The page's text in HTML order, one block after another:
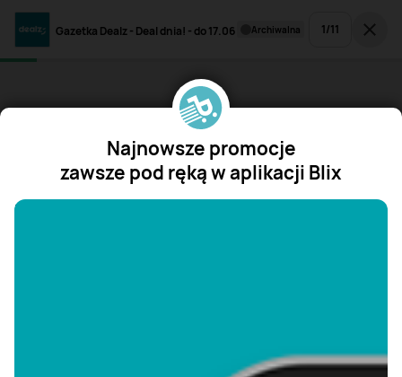
Gazetka Dealz - Deal dnia! - do 17.06 archiwalna 1/11
Najnowsze promocje
zawsze pod ręką w aplikacji Blix
"/>